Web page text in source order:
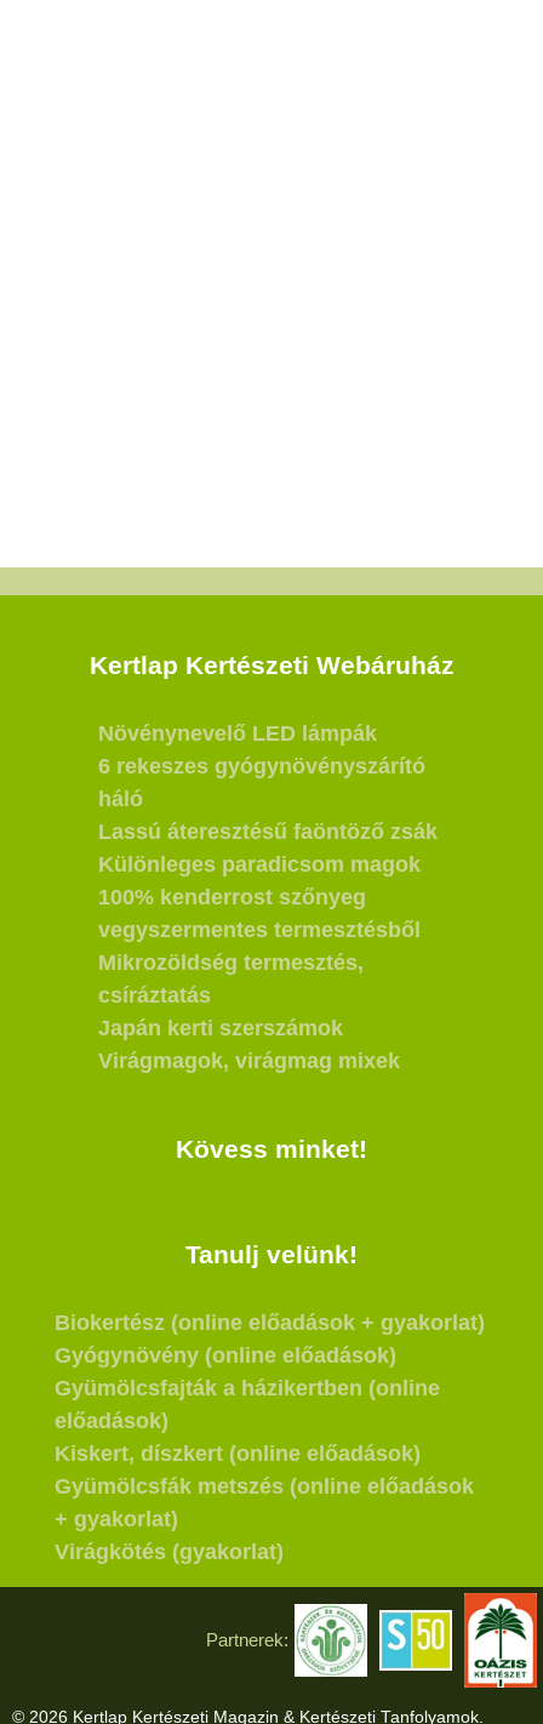
Kertlap Kertészeti Webáruház
Növénynevelő LED lámpák
6 rekeszes gyógynövényszárító
háló
Lassú áteresztésű faöntöző zsák
Különleges paradicsom magok
100% kenderrost szőnyeg
vegyszermentes termesztésből
Mikrozöldség termesztés,
csíráztatás
Japán kerti szerszámok
Virágmagok, virágmag mixek
Kövess minket!
Tanulj velünk!
Biokertész (online előadások + gyakorlat)
Gyógynövény (online előadások)
Gyümölcsfajták a házikertben (online
előadások)
Kiskert, díszkert (online előadások)
Gyümölcsfák metszés (online előadások
+ gyakorlat)
Virágkötés (gyakorlat)
Partnerek:
© 2026 Kertlap Kertészeti Magazin & Kertészeti Tanfolyamok.